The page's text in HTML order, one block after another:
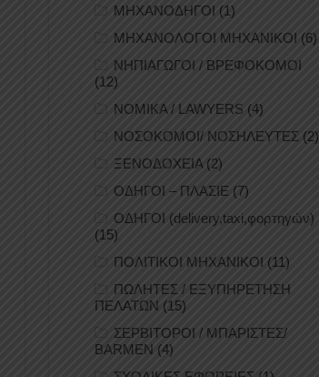
ΜΗΧΑΝΟΔΗΓΟΙ (1)
ΜΗΧΑΝΟΛΟΓΟΙ ΜΗΧΑΝΙΚΟΙ (6)
ΝΗΠΙΑΓΩΓΟΙ / ΒΡΕΦΟΚΟΜΟΙ
(12)
ΝΟΜΙΚΑ / LAWYERS (4)
ΝΟΣΟΚΟΜΟΙ/ ΝΟΣΗΛΕΥΤΕΣ (2)
ΞΕΝΟΔΟΧΕΙΑ(2)
ΟΔΗΓΟΙ – ΠΛΑΣΙΕ (7)
ΟΔΗΓΟΙ (delivery,taxi,φορτηγών)
(15)
ΠΟΛΙΤΙΚΟΙ ΜΗΧΑΝΙΚΟΙ (11)
ΠΩΛΗΤΕΣ / ΕΞΥΠΗΡΕΤΗΣΗ
ΠΕΛΑΤΩΝ (15)
ΣΕΡΒΙΤΟΡΟΙ / ΜΠΑΡΙΣΤΕΣ/
BARMEN (4)